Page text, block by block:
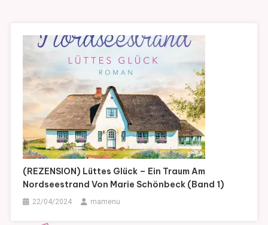
(REZENSION) Lüttes Glück – Ein Traum Am
Nordseestrand Von Marie Schönbeck (Band 1)
22/04/2024 mamenu